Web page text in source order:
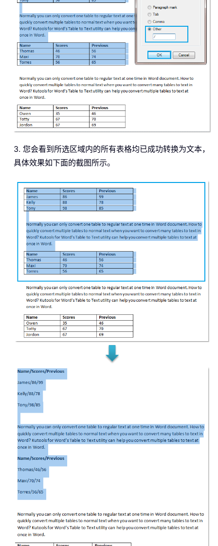
3. 您会看到所选区域内的所有表格均已成功转换为文本，
具体效果如下面的截图所示。